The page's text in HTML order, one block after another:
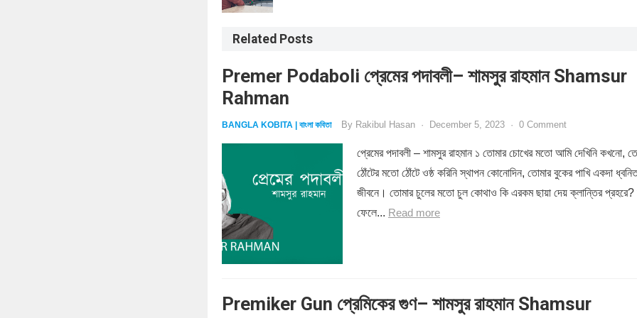
Related Posts
Premer Podaboli প্রেমের পদাবলী– শামসুর রাহমান Shamsur
Rahman
BANGLA KOBITA | বাংলা কবিতা By Rakibul Hasan · December 5, 2023 · 0 Comment
প্রেমের পদাবলী – শামসুর রাহমান ১ তোমার চোখের মতো আমি দেখিনি কখনো,
ঠোঁটের মতো ঠোঁটে ওষ্ঠ করিনি স্থাপন কোনোদিন, তোমার বুকের পাখি একদা
জীবনে। তোমার চুলের মতো চুল কোথাও কি এরকম ছায়া দেয় ক্লান্তির প্রহরে?
ফেলে... Read more
Premiker Gun প্রেমিকের গুণ– শামসুর রাহমান Shamsur